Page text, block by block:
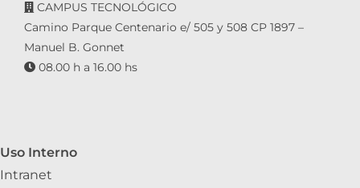
CAMPUS TECNOLÓGICO
Camino Parque Centenario e/ 505 y 508 CP 1897 –
Manuel B. Gonnet
08.00 h a 16.00 hs
Uso Interno
Intranet